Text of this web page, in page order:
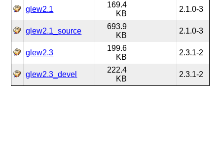
glew2.1
169.4
KB
2.1.0-3
glew2.1_source
693.9
KB
2.1.0-3
glew2.3
199.6
KB
2.3.1-2
glew2.3_devel
222.4
KB
2.3.1-2